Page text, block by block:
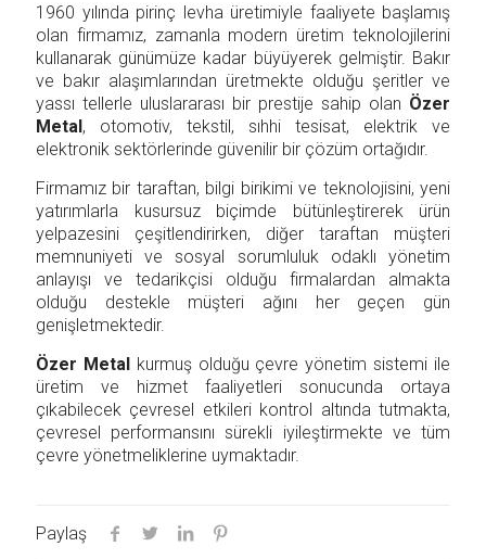
1960 yılında pirinç levha üretimiyle faaliyete başlamış
olan firmamız, zamanla modern üretim teknolojilerini
kullanarak günümüze kadar büyüyerek gelmiştir. Bakır
ve bakır alaşımlarından üretmekte olduğu şeritler ve
yassı tellerle uluslararası bir prestije sahip olan Özer
Metal, otomotiv, tekstil, sıhhi tesisat, elektrik ve
elektronik sektörlerinde güvenilir bir çözüm ortağıdır.
Firmamız bir taraftan, bilgi birikimi ve teknolojisini, yeni
yatırımlarla kusursuz biçimde bütünleştirerek ürün
yelpazesini çeşitlendirirken, diğer taraftan müşteri
memnuniyeti ve sosyal sorumluluk odaklı yönetim
anlayışı ve tedarikçisi olduğu firmalardan almakta
olduğu destekle müşteri ağını her geçen gün
genişletmektedir.
Özer Metalkurmuş olduğu çevre yönetim sistemi ile
üretim ve hizmet faaliyetleri sonucunda ortaya
çıkabilecek çevresel etkileri kontrol altında tutmakta,
çevresel performansını sürekli iyileştirmekte ve tüm
çevre yönetmeliklerine uymaktadır.
Paylaş